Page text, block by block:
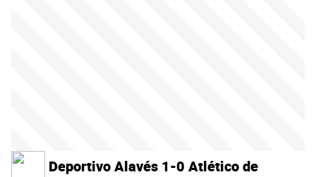
Deportivo Alavés 1-0 Atlético de